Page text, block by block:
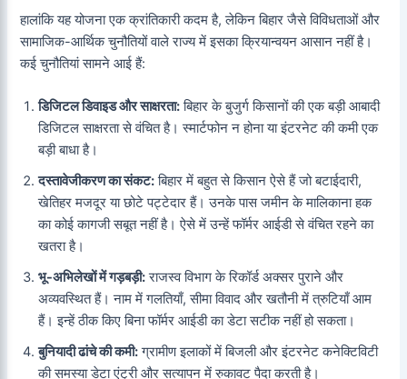
हालांकि यह योजना एक क्रांतिकारी कदम है, लेकिन बिहार जैसे विविधताओं और
सामाजिक-आर्थिक चुनौतियों वाले राज्य में इसका क्रियान्वयन आसान नहीं है।
कई चुनौतियां सामने आई हैं:
डिजिटल डिवाइड और साक्षरता:बिहार के बुजुर्ग किसानों की एक बड़ी आबादी
डिजिटल साक्षरता से वंचित है। स्मार्टफोन न होना या इंटरनेट की कमी एक
बड़ी बाधा है।
दस्तावेजीकरण का संकट:बिहार में बहुत से किसान ऐसे हैं जो बटाईदारी,
खेतिहर मजदूर या छोटे पट्टेदार हैं। उनके पास जमीन के मालिकाना हक
का कोई कागजी सबूत नहीं है। ऐसे में उन्हें फॉर्मर आईडी से वंचित रहने का
खतरा है।
भू-अभिलेखों में गड़बड़ी:राजस्व विभाग के रिकॉर्ड अक्सर पुराने और
अव्यवस्थित हैं। नाम में गलतियाँ, सीमा विवाद और खतौनी में त्रुटियाँ आम
हैं। इन्हें ठीक किए बिना फॉर्मर आईडी का डेटा सटीक नहीं हो सकता।
बुनियादी ढांचे की कमी:ग्रामीण इलाकों में बिजली और इंटरनेट कनेक्टिविटी
की समस्या डेटा एंट्री और सत्यापन में रुकावट पैदा करती है।